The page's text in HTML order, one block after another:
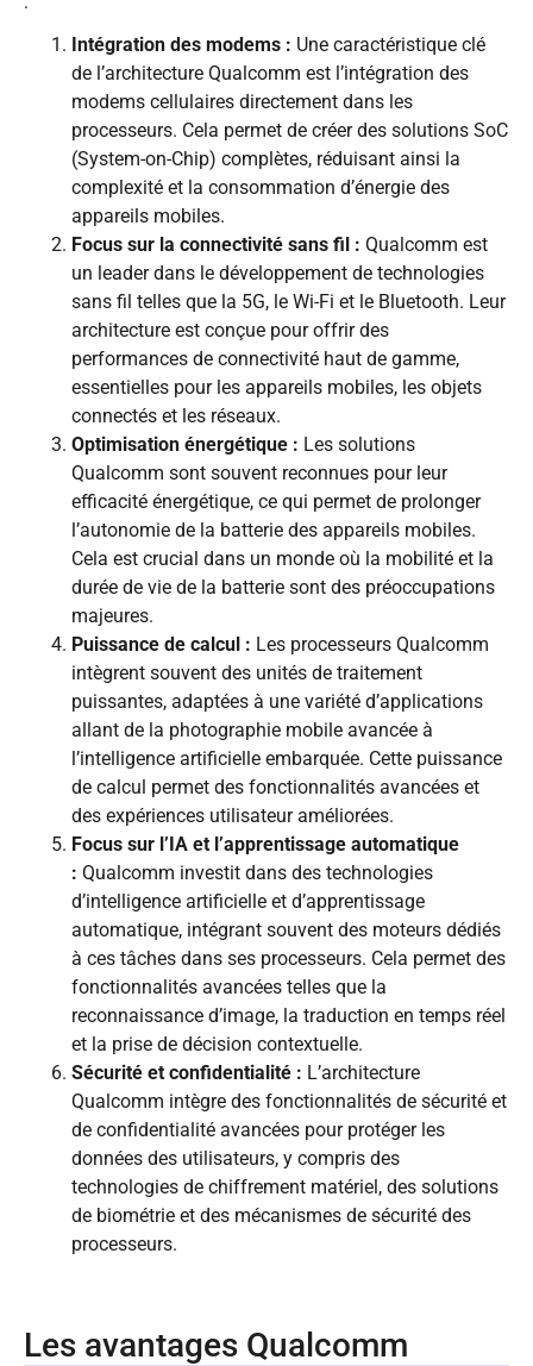
Intégration des modems : Une caractéristique clé
de l’architecture Qualcomm est l’intégration des
modems cellulaires directement dans les
processeurs. Cela permet de créer des solutions SoC
(System-on-Chip) complètes, réduisant ainsi la
complexité et la consommation d’énergie des
appareils mobiles.
Focus sur la connectivité sans fil : Qualcomm est
un leader dans le développement de technologies
sans fil telles que la 5G, le Wi-Fi et le Bluetooth. Leur
architecture est conçue pour offrir des
performances de connectivité haut de gamme,
essentielles pour les appareils mobiles, les objets
connectés et les réseaux.
Optimisation énergétique : Les solutions
Qualcomm sont souvent reconnues pour leur
efficacité énergétique, ce qui permet de prolonger
l’autonomie de la batterie des appareils mobiles.
Cela est crucial dans un monde où la mobilité et la
durée de vie de la batterie sont des préoccupations
majeures.
Puissance de calcul : Les processeurs Qualcomm
intègrent souvent des unités de traitement
puissantes, adaptées à une variété d’applications
allant de la photographie mobile avancée à
l’intelligence artificielle embarquée. Cette puissance
de calcul permet des fonctionnalités avancées et
des expériences utilisateur améliorées.
Focus sur l’IA et l’apprentissage automatique
: Qualcomm investit dans des technologies
d’intelligence artificielle et d’apprentissage
automatique, intégrant souvent des moteurs dédiés
à ces tâches dans ses processeurs. Cela permet des
fonctionnalités avancées telles que la
reconnaissance d’image, la traduction en temps réel
et la prise de décision contextuelle.
Sécurité et confidentialité : L’architecture
Qualcomm intègre des fonctionnalités de sécurité et
de confidentialité avancées pour protéger les
données des utilisateurs, y compris des
technologies de chiffrement matériel, des solutions
de biométrie et des mécanismes de sécurité des
processeurs.
Les avantages Qualcomm